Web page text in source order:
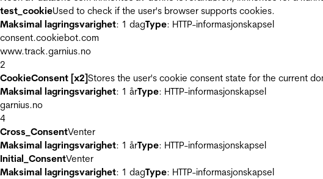
test_cookieUsed to check if the user's browser supports cookies.
Maksimal lagringsvarighet: 1 dagType: HTTP-informasjonskapsel
consent.cookiebot.com
www.track.garnius.no
2
CookieConsent [x2]Stores the user's cookie consent state for the current
Maksimal lagringsvarighet: 1 årType: HTTP-informasjonskapsel
garnius.no
4
Cross_ConsentVenter
Maksimal lagringsvarighet: 1 årType: HTTP-informasjonskapsel
Initial_ConsentVenter
Maksimal lagringsvarighet: 1 dagType: HTTP-informasjonskapsel